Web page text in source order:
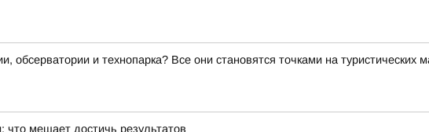
обсерватории и технопарка? Все они становятся точками на туристических
мешает достичь результатов